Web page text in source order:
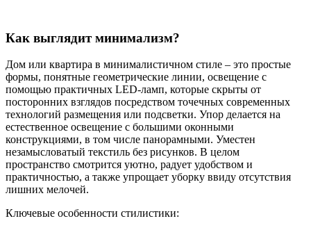
Как выглядит минимализм?
Дом или квартира в минималистичном стиле – это простые
формы, понятные геометрические линии, освещение с
помощью практичных LED-ламп, которые скрыты от
посторонних взглядов посредством точечных современных
технологий размещения или подсветки. Упор делается на
естественное освещение с большими оконными
конструкциями, в том числе панорамными. Уместен
незамысловатый текстиль без рисунков. В целом
пространство смотрится уютно, радует удобством и
практичностью, а также упрощает уборку ввиду отсутствия
лишних мелочей.
Ключевые особенности стилистики: